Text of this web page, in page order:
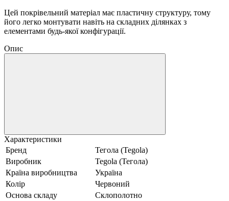
Цей покрівельний матеріал має пластичну структуру, тому
його легко монтувати навіть на складних ділянках з
елементами будь-якої конфігурації.
Опис
Характеристики
Бренд
Тегола (Tegola)
Виробник
Tegola (Тегола)
Країна виробництва
Україна
Колір
Червоний
Основа складу
Склополотно